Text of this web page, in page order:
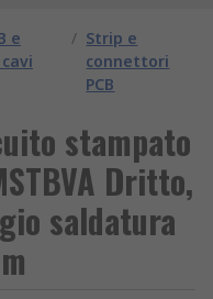
e
/ Strip e
connettori
PCB
stampato
Dritto,
saldatura